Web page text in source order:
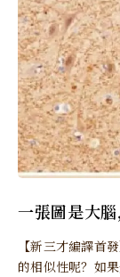
一張圖是大
【新三才編譯首
的相似性呢？如